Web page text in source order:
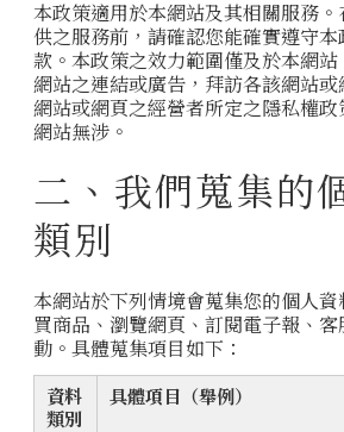
本政策適用於本網站及其相關服務
供之服務前，請確認您能確實遵守
款。本政策之效力範圍僅及於本網
網站之連結或廣告，拜訪各該網站
網站或網頁之經營者所定之隱私權
網站無涉。
二、我們蒐集的
類別
本網站於下列情境會蒐集您的個人
買商品、瀏覽網頁、訂閱電子報、
動。具體蒐集項目如下：
資料
類別
具體項目（舉例）